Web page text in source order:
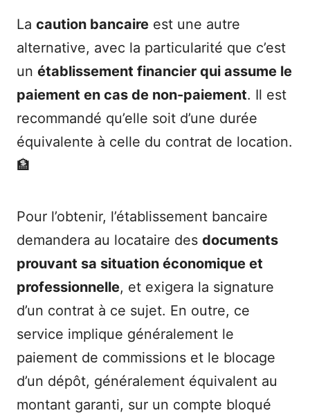
La caution bancaire est une autre
alternative, avec la particularité que c’est
un établissement financier qui assume le
paiement en cas de non-paiement. Il est
recommandé qu’elle soit d’une durée
équivalente à celle du contrat de location.
🏦
Pour l’obtenir, l’établissement bancaire
demandera au locataire des documents
prouvant sa situation économique et
professionnelle, et exigera la signature
d’un contrat à ce sujet. En outre, ce
service implique généralement le
paiement de commissions et le blocage
d’un dépôt, généralement équivalent au
montant garanti, sur un compte bloqué